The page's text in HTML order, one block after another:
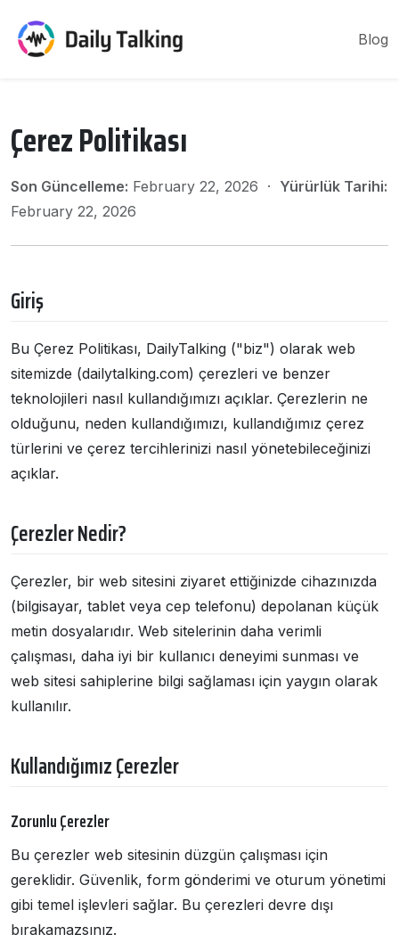
Blog
Çerez Politikası
Son Güncelleme: February 22, 2026 · Yürürlük Tarihi:
February 22, 2026
Giriş
Bu Çerez Politikası, DailyTalking ("biz") olarak web
sitemizde (dailytalking.com) çerezleri ve benzer
teknolojileri nasıl kullandığımızı açıklar. Çerezlerin ne
olduğunu, neden kullandığımızı, kullandığımız çerez
türlerini ve çerez tercihlerinizi nasıl yönetebileceğinizi
açıklar.
Çerezler Nedir?
Çerezler, bir web sitesini ziyaret ettiğinizde cihazınızda
(bilgisayar, tablet veya cep telefonu) depolanan küçük
metin dosyalarıdır. Web sitelerinin daha verimli
çalışması, daha iyi bir kullanıcı deneyimi sunması ve
web sitesi sahiplerine bilgi sağlaması için yaygın olarak
kullanılır.
Kullandığımız Çerezler
Zorunlu Çerezler
Bu çerezler web sitesinin düzgün çalışması için
gereklidir. Güvenlik, form gönderimi ve oturum yönetimi
gibi temel işlevleri sağlar. Bu çerezleri devre dışı
bırakamazsınız.